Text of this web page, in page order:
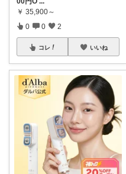
￥ 35,900～
0 0 2
コレ いいね